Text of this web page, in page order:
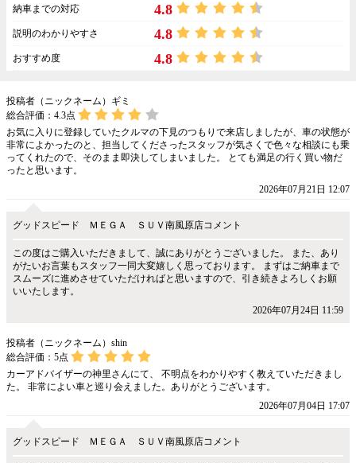
納車までの対応 4.8
説明のわかりやすさ 4.8
おすすめ度 4.8
投稿者（ニックネーム）ギミ
総合評価： 4.3点
お気に入りに登録していたクルマの下見のつもりで来店しましたが、車の状態が
非常によかったのと、担当してくださったスタッフが気さくで色々な相談にも乗
ってくれたので、そのまま即決してしまいました。 とても満足の行く買い物だ
ったと思います。
2026年07月21日 12:07
グッドスピード ＭＥＧＡ ＳＵＶ南風原店コメント
この度はご購入いただきまして、誠にありがとうございました。 また、あり
がたいお言葉もスタッフ一同大変嬉しく思っております。 まずはご納車まで
スムーズに進めさせていただければと思いますので、引き続きよろしくお願
いいたします。
2026年07月24日 11:59
投稿者（ニックネーム）shin
総合評価： 5点
カーアドバイザーの神里さんにて、 不明点をわかりやすく教えていただきまし
た。 非常によい車と巡り会えました。ありがとうございます。
2026年07月04日 17:07
グッドスピード ＭＥＧＡ ＳＵＶ南風原店コメント